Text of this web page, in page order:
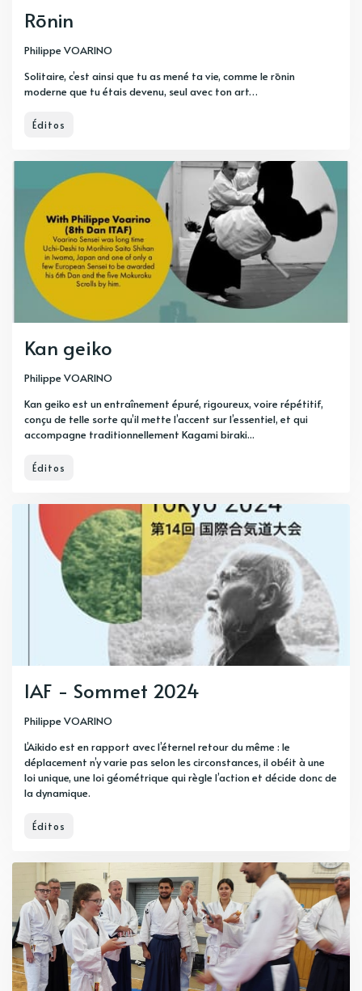
Rōnin
Philippe VOARINO
Solitaire, c’est ainsi que tu as mené ta vie, comme le rōnin
moderne que tu étais devenu, seul avec ton art…
Éditos
Kan geiko
Philippe VOARINO
Kan geiko est un entraînement épuré, rigoureux, voire répétitif,
conçu de telle sorte qu’il mette l’accent sur l’essentiel, et qui
accompagne traditionnellement Kagami biraki...
Éditos
IAF - Sommet 2024
Philippe VOARINO
L’Aikido est en rapport avec l’éternel retour du même : le
déplacement n’y varie pas selon les circonstances, il obéit à une
loi unique, une loi géométrique qui règle l’action et décide donc de
la dynamique.
Éditos